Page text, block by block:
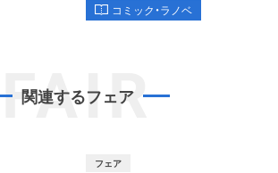
コミック・ラノベ
FAIR
関連するフェア
フェア